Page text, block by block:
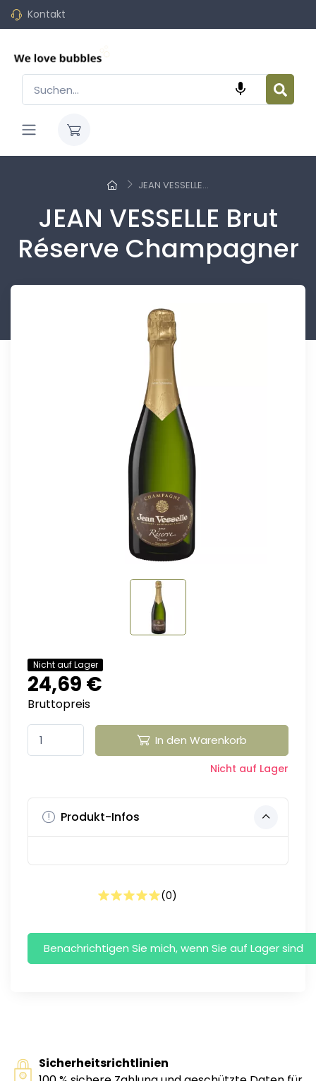
Kontakt

JEAN VESSELLE...
JEAN VESSELLE Brut
Réserve Champagner
Nicht auf Lager
24,69 €
Bruttopreis
In den Warenkorb
Nicht auf Lager
Produkt-Infos
(0)
Sicherheitsrichtlinien